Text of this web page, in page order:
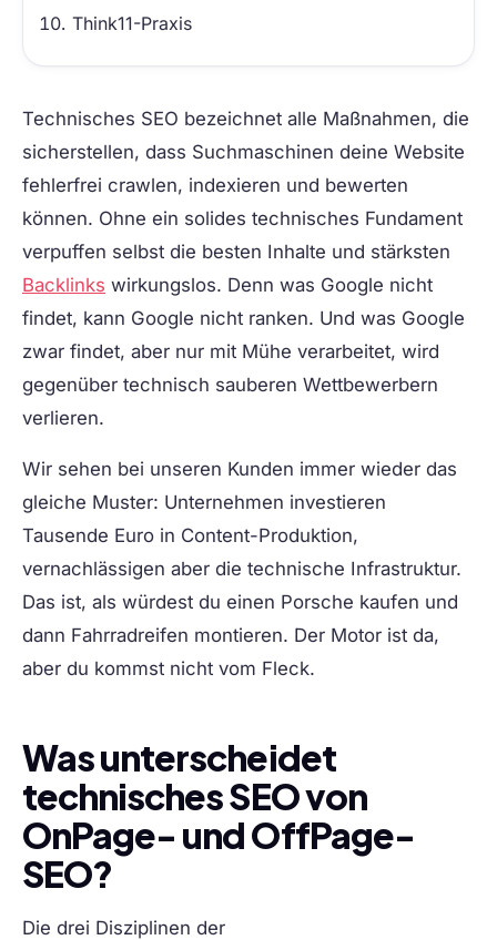
Think11-Praxis
Technisches SEO bezeichnet alle Maßnahmen, die
sicherstellen, dass Suchmaschinen deine Website
fehlerfrei crawlen, indexieren und bewerten
können. Ohne ein solides technisches Fundament
verpuffen selbst die besten Inhalte und stärksten
Backlinks wirkungslos. Denn was Google nicht
findet, kann Google nicht ranken. Und was Google
zwar findet, aber nur mit Mühe verarbeitet, wird
gegenüber technisch sauberen Wettbewerbern
verlieren.
Wir sehen bei unseren Kunden immer wieder das
gleiche Muster: Unternehmen investieren
Tausende Euro in Content-Produktion,
vernachlässigen aber die technische Infrastruktur.
Das ist, als würdest du einen Porsche kaufen und
dann Fahrradreifen montieren. Der Motor ist da,
aber du kommst nicht vom Fleck.
Was unterscheidet
technisches SEO von
OnPage- und OffPage-
SEO?
Die drei Disziplinen der